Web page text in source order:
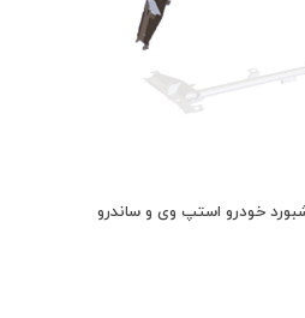
خودرو استپ وی و ساندرو